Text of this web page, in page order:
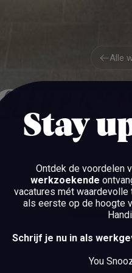
Alle
Alle
BEKIJK DE
BEKIJK DE
Stay
Ontdek de voordelen
werkzoekende
vacatures mét waardevolle
als eerste op de hoogte
Schrijf je nu in als
You